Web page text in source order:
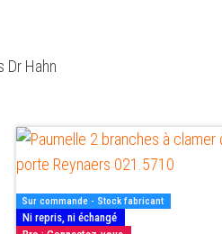
Dr Hahn
Sur commande - Stock fabricant
Ni repris, ni échangé
Ce
produit
plusieurs